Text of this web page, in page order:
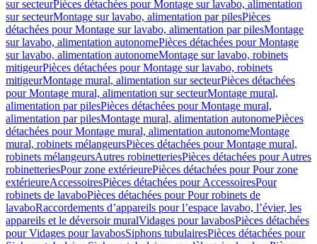
sur secteurPièces détachées pour Montage sur lavabo, alimentation
sur secteurMontage sur lavabo, alimentation par pilesPièces
détachées pour Montage sur lavabo, alimentation par pilesMontage
sur lavabo, alimentation autonomePièces détachées pour Montage
sur lavabo, alimentation autonomeMontage sur lavabo, robinets
mitigeurPièces détachées pour Montage sur lavabo, robinets
mitigeurMontage mural, alimentation sur secteurPièces détachées
pour Montage mural, alimentation sur secteurMontage mural,
alimentation par pilesPièces détachées pour Montage mural,
alimentation par pilesMontage mural, alimentation autonomePièces
détachées pour Montage mural, alimentation autonomeMontage
mural, robinets mélangeursPièces détachées pour Montage mural,
robinets mélangeursAutres robinetteriesPièces détachées pour Autres
robinetteriesPour zone extérieurePièces détachées pour Pour zone
extérieureAccessoiresPièces détachées pour AccessoiresPour
robinets de lavaboPièces détachées pour Pour robinets de
lavaboRaccordements d’appareils pour l’espace lavabo, l’évier, les
appareils et le déversoir muralVidages pour lavabosPièces détachées
pour Vidages pour lavabosSiphons tubulairesPièces détachées pour